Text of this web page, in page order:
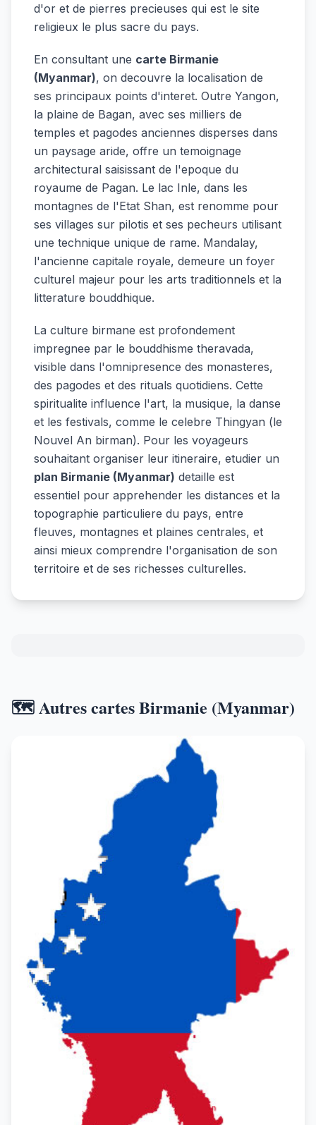
d'or et de pierres precieuses qui est le site
religieux le plus sacre du pays.
En consultant une carte Birmanie
(Myanmar), on decouvre la localisation de
ses principaux points d'interet. Outre Yangon,
la plaine de Bagan, avec ses milliers de
temples et pagodes anciennes disperses dans
un paysage aride, offre un temoignage
architectural saisissant de l'epoque du
royaume de Pagan. Le lac Inle, dans les
montagnes de l'Etat Shan, est renomme pour
ses villages sur pilotis et ses pecheurs utilisant
une technique unique de rame. Mandalay,
l'ancienne capitale royale, demeure un foyer
culturel majeur pour les arts traditionnels et la
litterature bouddhique.
La culture birmane est profondement
impregnee par le bouddhisme theravada,
visible dans l'omnipresence des monasteres,
des pagodes et des rituals quotidiens. Cette
spiritualite influence l'art, la musique, la danse
et les festivals, comme le celebre Thingyan (le
Nouvel An birman). Pour les voyageurs
souhaitant organiser leur itineraire, etudier un
plan Birmanie (Myanmar) detaille est
essentiel pour apprehender les distances et la
topographie particuliere du pays, entre
fleuves, montagnes et plaines centrales, et
ainsi mieux comprendre l'organisation de son
territoire et de ses richesses culturelles.
🗺️ Autres cartes Birmanie (Myanmar)